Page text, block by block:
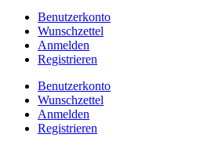
Benutzerkonto
Wunschzettel
Anmelden
Registrieren
Benutzerkonto
Wunschzettel
Anmelden
Registrieren